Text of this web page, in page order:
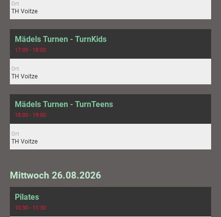
Ort
TH Voitze
Mädels Turnen - TurnKids
17:00 - 18:00
Ort
TH Voitze
Mädels Turnen - TurnTeens
18:00 - 19:00
Ort
TH Voitze
Mittwoch 26.08.2026
Pilates
10:30 - 11:30